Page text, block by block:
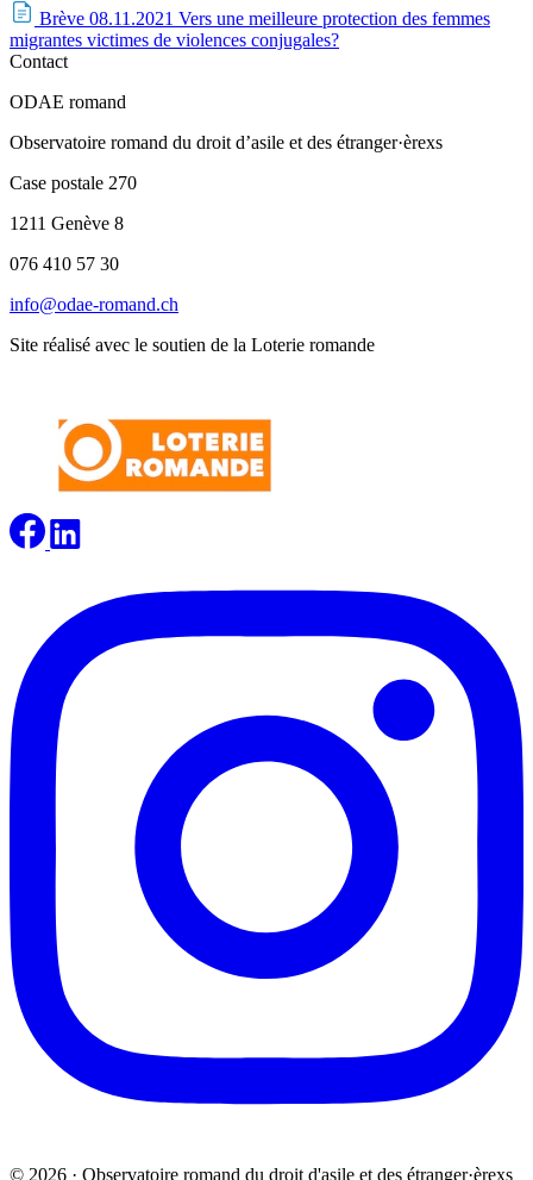
Brève 08.11.2021 Vers une meilleure protection des femmes
migrantes victimes de violences conjugales?
Contact
ODAE romand
Observatoire romand du droit d’asile et des étranger·èrexs
Case postale 270
1211 Genève 8
076 410 57 30
info@odae-romand.ch
Site réalisé avec le soutien de la Loterie romande
© 2026 · Observatoire romand du droit d'asile et des étranger·èrexs